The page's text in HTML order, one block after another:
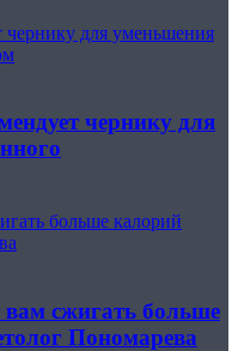
чернику для уменьшения
чернику для
больше калорий
вам сжигать больше
Пономарева